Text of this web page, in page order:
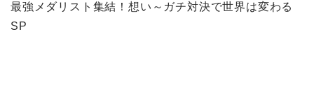
最強メダリスト集結！想い～ガチ対決で世界は変わる
SP